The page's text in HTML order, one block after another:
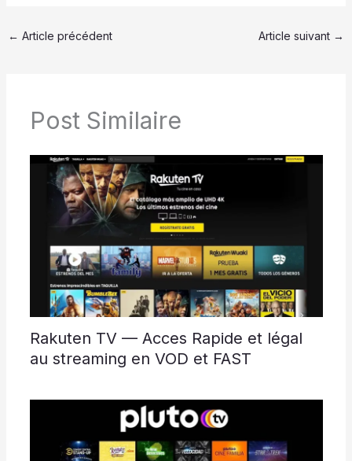
← Article précédent Article suivant →
Post Similaire
Rakuten TV — Acces Rapide et légal
au streaming en VOD et FAST